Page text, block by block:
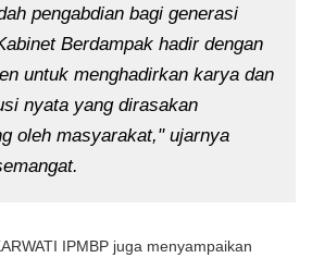
pengabdian bagi generasi
Berdampak hadir dengan
untuk menghadirkan karya dan
nyata yang dirasakan
oleh masyarakat," ujarnya
IPMBP juga menyampaikan